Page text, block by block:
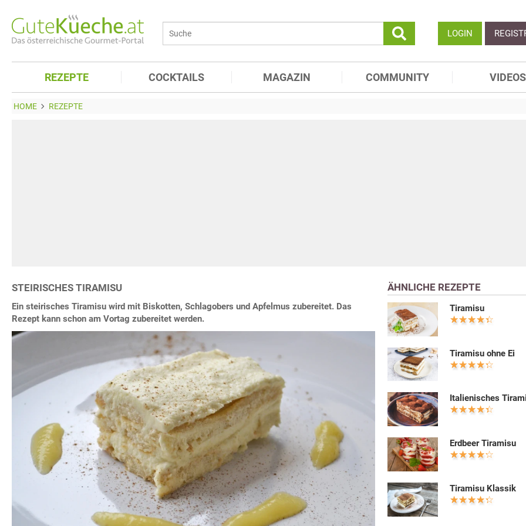
LOGIN
REZEPTE COCKTAILS MAGAZIN COMMUNITY VIDEOS
HOME REZEPTE
STEIRISCHES TIRAMISU
Ein steirisches Tiramisu wird mit Biskotten, Schlagobers und Apfelmus zubereitet. Das
Rezept kann schon am Vortag zubereitet werden.
ÄHNLICHE REZEPTE
Tiramisu
Tiramisu ohne Ei
Italienisches
Erdbeer Tiramisu
Tiramisu Klassik